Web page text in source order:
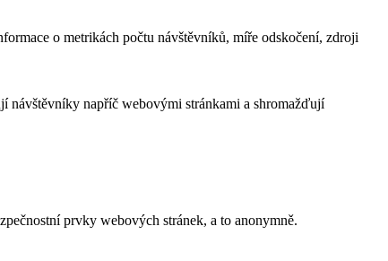
o metrikách počtu návštěvníků, míře odskočení, zdroji
návštěvníky napříč webovými stránkami a shromažďují
prvky webových stránek, a to anonymně.